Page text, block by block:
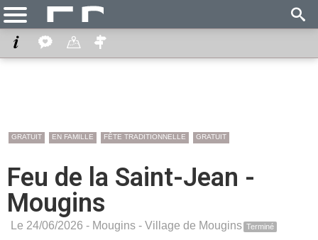
GRATUIT EN FAMILLE FÊTE TRADITIONNELLE GRATUIT
Feu de la Saint-Jean -
Mougins
Le 24/06/2026 - Mougins - Village de Mougins Terminé